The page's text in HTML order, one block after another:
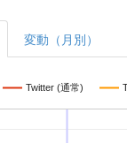
変動（月別）
Twitter (通常)